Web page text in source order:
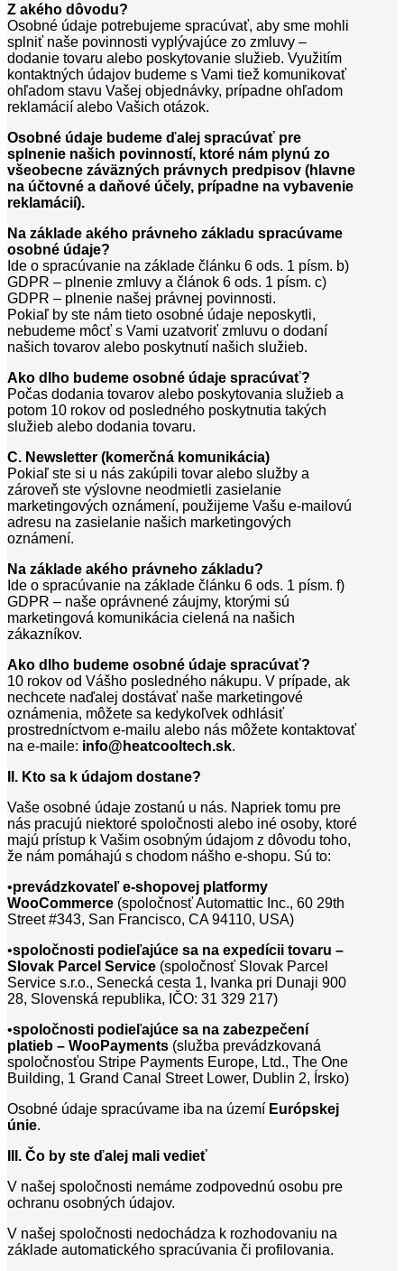
Z akého dôvodu?
Osobné údaje potrebujeme spracúvať, aby sme mohli
splniť naše povinnosti vyplývajúce zo zmluvy –
dodanie tovaru alebo poskytovanie služieb. Využitím
kontaktných údajov budeme s Vami tiež komunikovať
ohľadom stavu Vašej objednávky, prípadne ohľadom
reklamácií alebo Vašich otázok.
Osobné údaje budeme ďalej spracúvať pre
splnenie našich povinností, ktoré nám plynú zo
všeobecne záväzných právnych predpisov (hlavne
na účtovné a daňové účely, prípadne na vybavenie
reklamácií).
Na základe akého právneho základu spracúvame
osobné údaje?
Ide o spracúvanie na základe článku 6 ods. 1 písm. b)
GDPR – plnenie zmluvy a článok 6 ods. 1 písm. c)
GDPR – plnenie našej právnej povinnosti.
Pokiaľ by ste nám tieto osobné údaje neposkytli,
nebudeme môcť s Vami uzatvoriť zmluvu o dodaní
našich tovarov alebo poskytnutí našich služieb.
Ako dlho budeme osobné údaje spracúvať?
Počas dodania tovarov alebo poskytovania služieb a
potom 10 rokov od posledného poskytnutia takých
služieb alebo dodania tovaru.
C. Newsletter (komerčná komunikácia)
Pokiaľ ste si u nás zakúpili tovar alebo služby a
zároveň ste výslovne neodmietli zasielanie
marketingových oznámení, použijeme Vašu e-mailovú
adresu na zasielanie našich marketingových
oznámení.
Na základe akého právneho základu?
Ide o spracúvanie na základe článku 6 ods. 1 písm. f)
GDPR – naše oprávnené záujmy, ktorými sú
marketingová komunikácia cielená na našich
zákazníkov.
Ako dlho budeme osobné údaje spracúvať?
10 rokov od Vášho posledného nákupu. V prípade, ak
nechcete naďalej dostávať naše marketingové
oznámenia, môžete sa kedykoľvek odhlásiť
prostredníctvom e-mailu alebo nás môžete kontaktovať
na e-maile: info@heatcooltech.sk.
II. Kto sa k údajom dostane?
Vaše osobné údaje zostanú u nás. Napriek tomu pre
nás pracujú niektoré spoločnosti alebo iné osoby, ktoré
majú prístup k Vašim osobným údajom z dôvodu toho,
že nám pomáhajú s chodom nášho e-shopu. Sú to:
•prevádzkovateľ e-shopovej platformy
WooCommerce (spoločnosť Automattic Inc., 60 29th
Street #343, San Francisco, CA 94110, USA)
•spoločnosti podieľajúce sa na expedícii tovaru –
Slovak Parcel Service (spoločnosť Slovak Parcel
Service s.r.o., Senecká cesta 1, Ivanka pri Dunaji 900
28, Slovenská republika, IČO: 31 329 217)
•spoločnosti podieľajúce sa na zabezpečení
platieb – WooPayments (služba prevádzkovaná
spoločnosťou Stripe Payments Europe, Ltd., The One
Building, 1 Grand Canal Street Lower, Dublin 2, Írsko)
Osobné údaje spracúvame iba na území Európskej
únie.
III. Čo by ste ďalej mali vedieť
V našej spoločnosti nemáme zodpovednú osobu pre
ochranu osobných údajov.
V našej spoločnosti nedochádza k rozhodovaniu na
základe automatického spracúvania či profilovania.